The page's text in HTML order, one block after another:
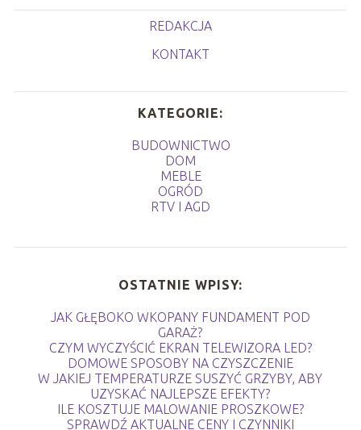
REDAKCJA
KONTAKT
KATEGORIE:
BUDOWNICTWO
DOM
MEBLE
OGRÓD
RTV I AGD
OSTATNIE WPISY:
JAK GŁĘBOKO WKOPANY FUNDAMENT POD
GARAŻ?
CZYM WYCZYŚCIĆ EKRAN TELEWIZORA LED?
DOMOWE SPOSOBY NA CZYSZCZENIE
W JAKIEJ TEMPERATURZE SUSZYĆ GRZYBY, ABY
UZYSKAĆ NAJLEPSZE EFEKTY?
ILE KOSZTUJE MALOWANIE PROSZKOWE?
SPRAWDŹ AKTUALNE CENY I CZYNNIKI